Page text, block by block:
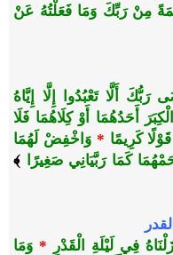
مِنْ رَبِّكَ وَمَا فَعَلْتُهُ عَنْ
رَبُّكَ أَلَّا تَعْبُدُوا إِلَّا إِيَّاهُ
أَحَدُهُمَا أَوْ كِلَاهُمَا فَلَا
كَرِيمًا * وَاخْفِضْ لَهُمَا
كَمَا رَبَّيَانِي صَغِيرًا
﴾
فِي لَيْلَةِ الْقَدْرِ *وَمَا